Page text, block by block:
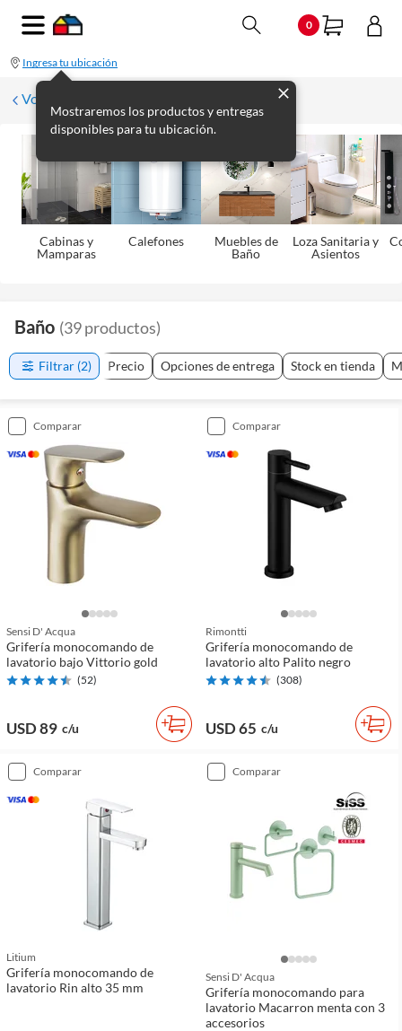
0
Ingresa tu ubicación
Mostraremos los productos y entregas
disponibles para tu ubicación.
Volver
Cabinas y
Mamparas
Calefones
Muebles de
Baño
Loza Sanitaria y
Asientos
Baño (39productos)
Filtrar (2) Precio Opciones de entrega Stock en tienda
comparar
Sensi D' Acqua
Grifería monocomando de
lavatorio bajo Vittorio gold
(52)
USD 89 c/u
comparar
Rimontti
Grifería monocomando de
lavatorio alto Palito negro
(308)
USD 65 c/u
comparar
Litium
Grifería monocomando de
lavatorio Rin alto 35 mm
comparar
Sensi D' Acqua
Grifería monocomando para
lavatorio Macarron menta con 3
accesorios